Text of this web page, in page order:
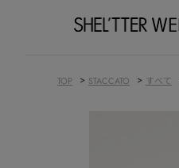
TOP > STACCATO > すべて